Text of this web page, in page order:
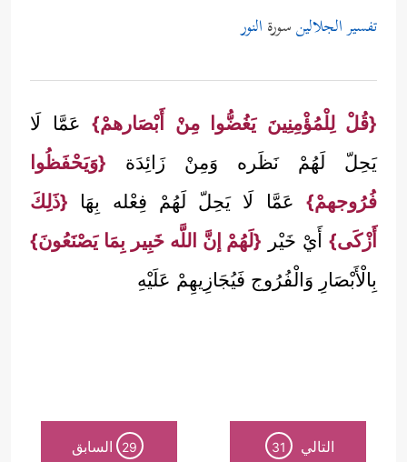
تفسير الجلالينسورة النور
{قُلْ لِلْمُؤْمِنِينَ يَغُضُّوا مِنْ أَبْصَارهمْ} عَمَّا لَا
يَحِلّ لَهُمْ نَظَره وَمِنْ زَائِدَة {وَيَحْفَظُوا
فُرُوجهمْ} عَمَّا لَا يَحِلّ لَهُمْ فِعْله بِهَا {ذَلِكَ
أَزْكَى} أَيْ خَيْر {لَهُمْ إنَّ اللَّه خَبِير بِمَا يَصْنَعُونَ}
بِالْأَبْصَارِ وَالْفُرُوج فَيُجَازِيهِمْ عَلَيْهِ
التالي 31
29 السابق